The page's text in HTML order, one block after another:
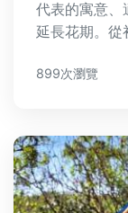
代表的寓意、
延長花期。從
花時傳達正確
899次瀏覽